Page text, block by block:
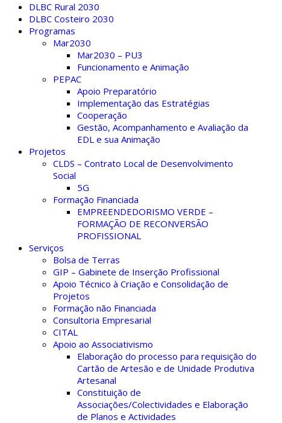
DLBC Rural 2030
DLBC Costeiro 2030
Programas
Mar2030
Mar2030 – PU3
Funcionamento e Animação
PEPAC
Apoio Preparatório
Implementação das Estratégias
Cooperação
Gestão, Acompanhamento e Avaliação da
EDL e sua Animação
Projetos
CLDS – Contrato Local de Desenvolvimento
Social
5G
Formação Financiada
EMPREENDEDORISMO VERDE –
FORMAÇÃO DE RECONVERSÃO
PROFISSIONAL
Serviços
Bolsa de Terras
GIP – Gabinete de Inserção Profissional
Apoio Técnico à Criação e Consolidação de
Projetos
Formação não Financiada
Consultoria Empresarial
CITAL
Apoio ao Associativismo
Elaboração do processo para requisição do
Cartão de Artesão e de Unidade Produtiva
Artesanal
Constituição de
Associações/Colectividades e Elaboração
de Planos e Actividades